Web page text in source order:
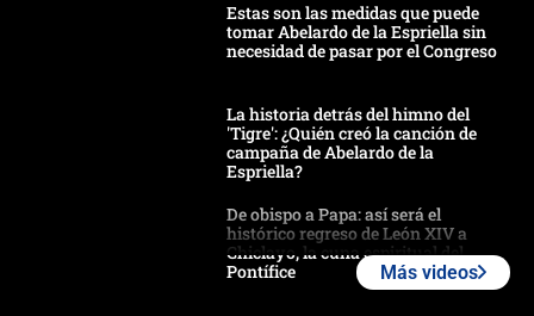
Estas son las medidas que puede
tomar Abelardo de la Espriella sin
necesidad de pasar por el Congreso
La historia detrás del himno del
'Tigre': ¿Quién creó la canción de
campaña de Abelardo de la
Espriella?
De obispo a Papa: así será el
histórico regreso de León XIV a
Chiclayo, la cuna espiritual del
Pontífice
Más videos